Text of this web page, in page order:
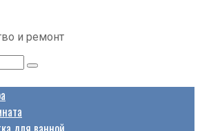
и ремонт